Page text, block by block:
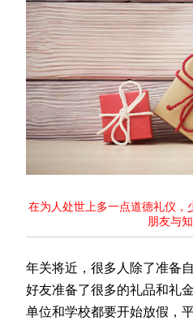
在为人处世上多一点道德礼仪，
朋友与
年关将近，很多人除了准备
好友准备了很多的礼品和礼
单位和学校都要开始放假，